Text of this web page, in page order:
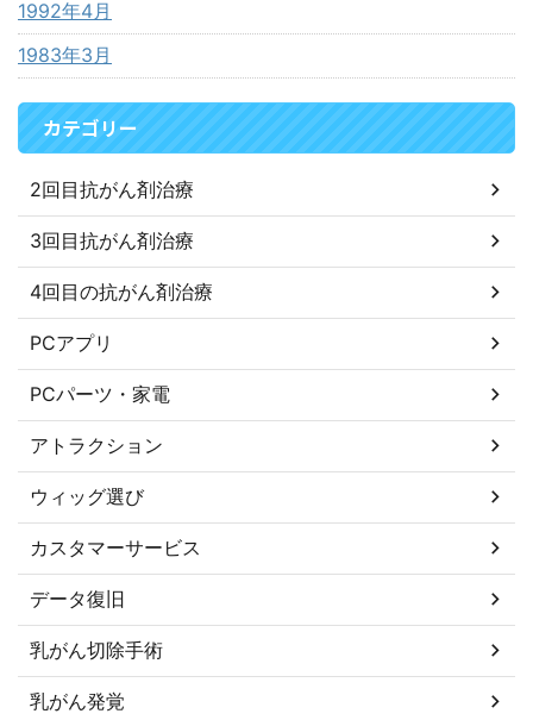
1992年4月
1983年3月
カテゴリー
2回目抗がん剤治療
3回目抗がん剤治療
4回目の抗がん剤治療
PCアプリ
PCパーツ・家電
アトラクション
ウィッグ選び
カスタマーサービス
データ復旧
乳がん切除手術
乳がん発覚